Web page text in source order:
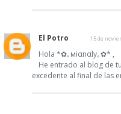
El Potro 15 de
Hola *✿｡мiαnαly｡✿* ,
He entrado al blog de
excedente al final de las